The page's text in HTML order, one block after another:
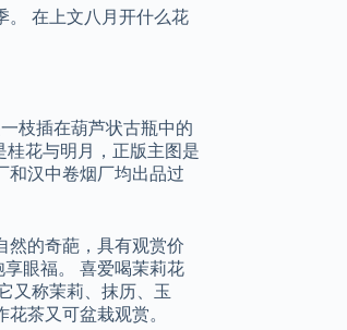
。 在上文八月开什么花
枝插在葫芦状古瓶中的
桂花与明月，正版主图是
和汉中卷烟厂均出品过
然的奇葩，具有观赏价
眼福。 喜爱喝茉莉花
又称茉莉、抹历、玉
茶又可盆栽观赏。